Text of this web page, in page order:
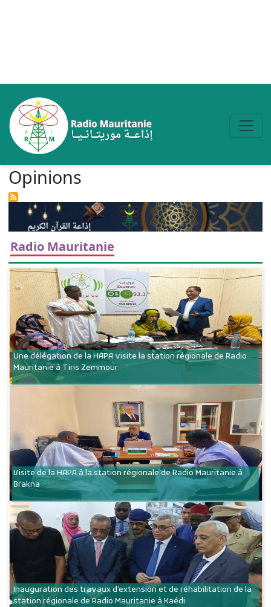
Opinions
Radio Mauritanie
Une délégation de la HAPA visite la station régionale de Radio
Mauritanie à Tiris Zemmour
Visite de la HAPA à la station régionale de Radio Mauritanie à
Brakna
Inauguration des travaux d’extension et de réhabilitation de la
station régionale de Radio Mauritanie à Kaédi